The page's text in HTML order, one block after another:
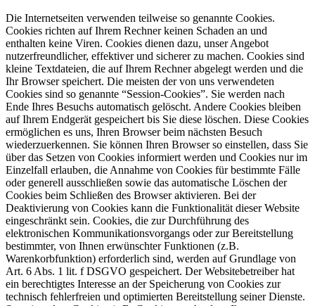
Die Internetseiten verwenden teilweise so genannte Cookies.
Cookies richten auf Ihrem Rechner keinen Schaden an und
enthalten keine Viren. Cookies dienen dazu, unser Angebot
nutzerfreundlicher, effektiver und sicherer zu machen. Cookies sind
kleine Textdateien, die auf Ihrem Rechner abgelegt werden und die
Ihr Browser speichert. Die meisten der von uns verwendeten
Cookies sind so genannte “Session-Cookies”. Sie werden nach
Ende Ihres Besuchs automatisch gelöscht. Andere Cookies bleiben
auf Ihrem Endgerät gespeichert bis Sie diese löschen. Diese Cookies
ermöglichen es uns, Ihren Browser beim nächsten Besuch
wiederzuerkennen. Sie können Ihren Browser so einstellen, dass Sie
über das Setzen von Cookies informiert werden und Cookies nur im
Einzelfall erlauben, die Annahme von Cookies für bestimmte Fälle
oder generell ausschließen sowie das automatische Löschen der
Cookies beim Schließen des Browser aktivieren. Bei der
Deaktivierung von Cookies kann die Funktionalität dieser Website
eingeschränkt sein. Cookies, die zur Durchführung des
elektronischen Kommunikationsvorgangs oder zur Bereitstellung
bestimmter, von Ihnen erwünschter Funktionen (z.B.
Warenkorbfunktion) erforderlich sind, werden auf Grundlage von
Art. 6 Abs. 1 lit. f DSGVO gespeichert. Der Websitebetreiber hat
ein berechtigtes Interesse an der Speicherung von Cookies zur
technisch fehlerfreien und optimierten Bereitstellung seiner Dienste.